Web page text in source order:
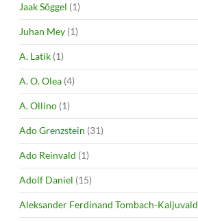
Jaak Sõggel (1)
Juhan Mey (1)
A. Latik (1)
A. O. Olea (4)
A. Ollino (1)
Ado Grenzstein (31)
Ado Reinvald (1)
Adolf Daniel (15)
Aleksander Ferdinand Tombach-Kaljuvald